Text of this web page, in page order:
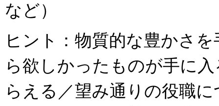
など）
ヒント：物質的な豊かさ
ら欲しかったものが手に
らえる／望み通りの役職